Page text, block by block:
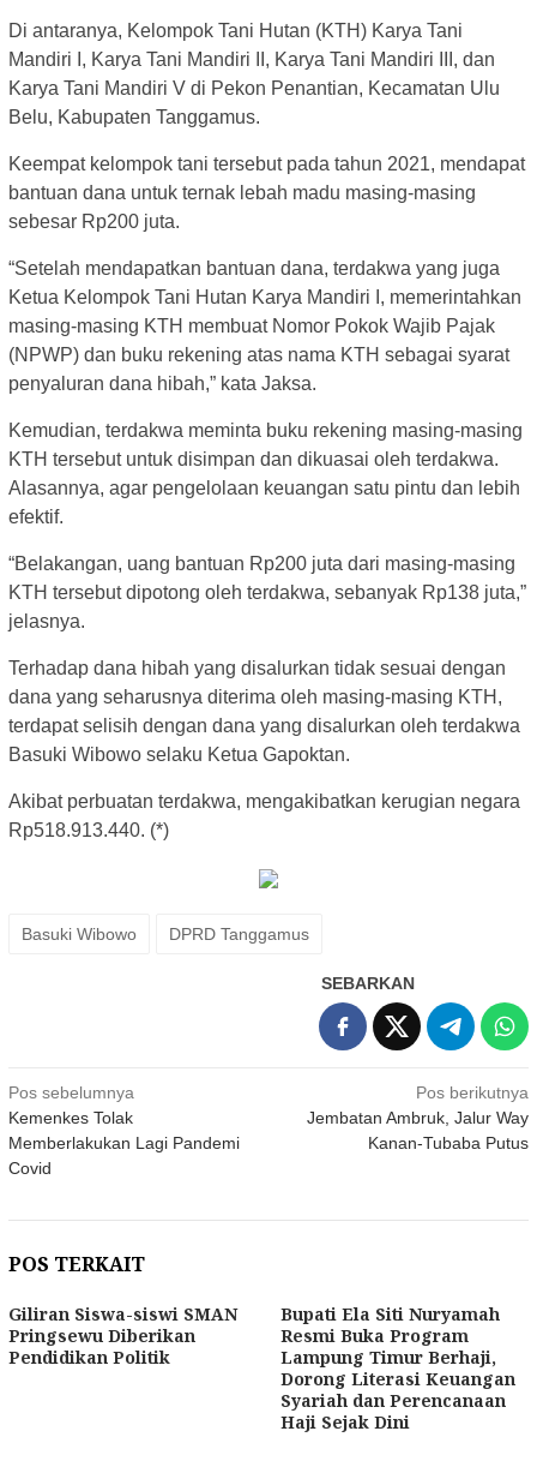
Di antaranya, Kelompok Tani Hutan (KTH) Karya Tani
Mandiri I, Karya Tani Mandiri II, Karya Tani Mandiri III, dan
Karya Tani Mandiri V di Pekon Penantian, Kecamatan Ulu
Belu, Kabupaten Tanggamus.
Keempat kelompok tani tersebut pada tahun 2021, mendapat
bantuan dana untuk ternak lebah madu masing-masing
sebesar Rp200 juta.
“Setelah mendapatkan bantuan dana, terdakwa yang juga
Ketua Kelompok Tani Hutan Karya Mandiri I, memerintahkan
masing-masing KTH membuat Nomor Pokok Wajib Pajak
(NPWP) dan buku rekening atas nama KTH sebagai syarat
penyaluran dana hibah,” kata Jaksa.
Kemudian, terdakwa meminta buku rekening masing-masing
KTH tersebut untuk disimpan dan dikuasai oleh terdakwa.
Alasannya, agar pengelolaan keuangan satu pintu dan lebih
efektif.
“Belakangan, uang bantuan Rp200 juta dari masing-masing
KTH tersebut dipotong oleh terdakwa, sebanyak Rp138 juta,”
jelasnya.
Terhadap dana hibah yang disalurkan tidak sesuai dengan
dana yang seharusnya diterima oleh masing-masing KTH,
terdapat selisih dengan dana yang disalurkan oleh terdakwa
Basuki Wibowo selaku Ketua Gapoktan.
Akibat perbuatan terdakwa, mengakibatkan kerugian negara
Rp518.913.440. (*)
Basuki Wibowo DPRD Tanggamus
SEBARKAN
Navigasi
pos
Pos sebelumnya
Kemenkes Tolak
Memberlakukan Lagi Pandemi
Covid
Pos berikutnya
Jembatan Ambruk, Jalur Way
Kanan-Tubaba Putus
POS TERKAIT
Giliran Siswa-siswi SMAN
Pringsewu Diberikan
Pendidikan Politik
Bupati Ela Siti Nuryamah
Resmi Buka Program
Lampung Timur Berhaji,
Dorong Literasi Keuangan
Syariah dan Perencanaan
Haji Sejak Dini